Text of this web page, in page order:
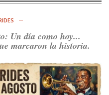
Un día como hoy...
marcaron la historia.